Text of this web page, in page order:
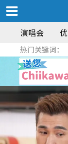
演唱会
热门关键词：